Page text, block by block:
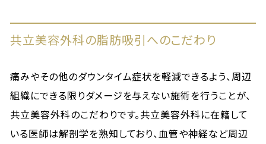
共立美容外科の脂肪吸引へのこだわり
痛みやその他のダウンタイム症状を軽減できるよう、周辺
組織にできる限りダメージを与えない施術を行うことが、
共立美容外科のこだわりです。共立美容外科に在籍して
いる医師は解剖学を熟知しており、血管や神経など周辺